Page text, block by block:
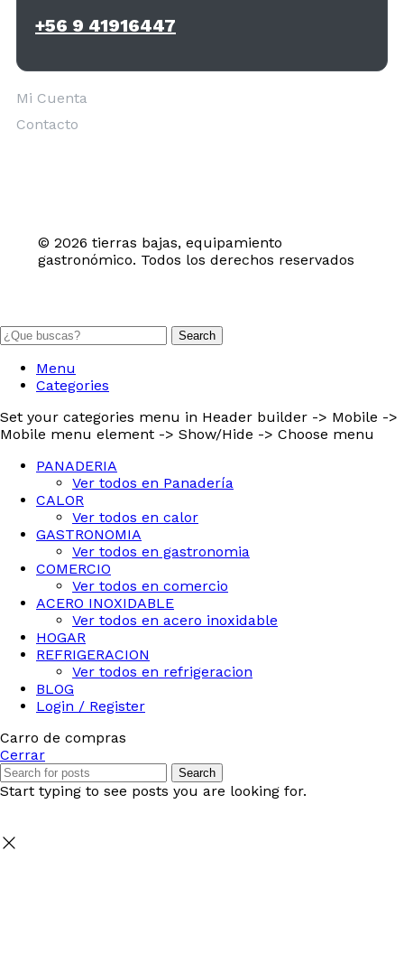
+56 9 41916447
Mi Cuenta
Contacto
© 2026 tierras bajas, equipamiento
gastronómico. Todos los derechos reservados
Search
Menu
Categories
Set your categories menu in Header builder -> Mobile ->
Mobile menu element -> Show/Hide -> Choose menu
PANADERIA
Ver todos en Panadería
CALOR
Ver todos en calor
GASTRONOMIA
Ver todos en gastronomia
COMERCIO
Ver todos en comercio
ACERO INOXIDABLE
Ver todos en acero inoxidable
HOGAR
REFRIGERACION
Ver todos en refrigeracion
BLOG
Login / Register
Carro de compras
Cerrar
Search
Start typing to see posts you are looking for.